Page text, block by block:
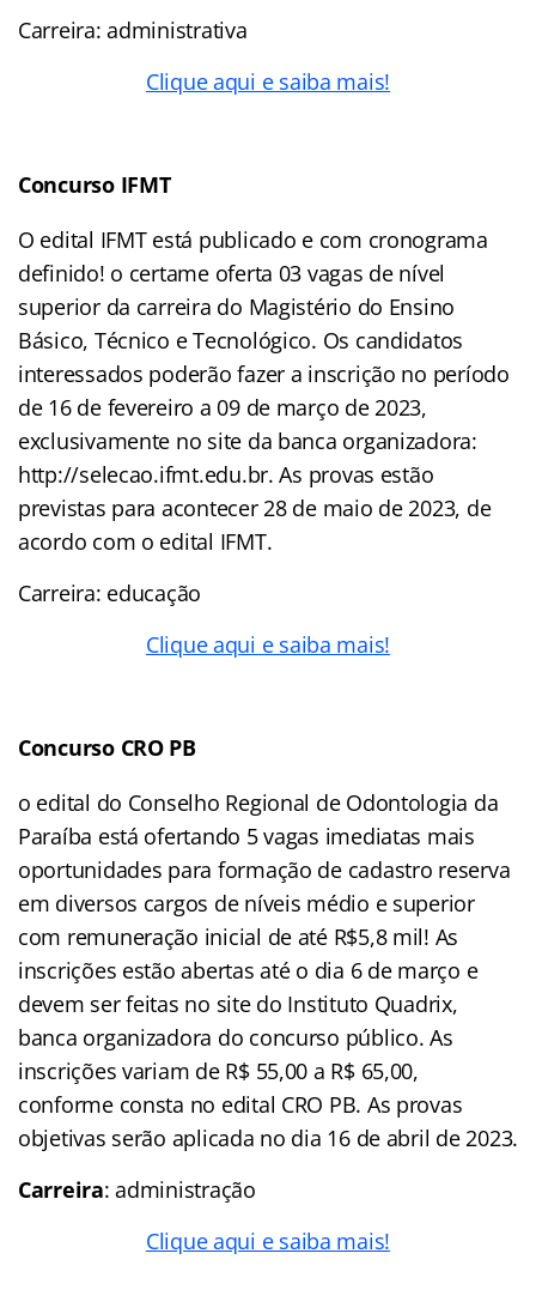
Carreira: administrativa
Clique aqui e saiba mais!
Concurso IFMT
O edital IFMT está publicado e com cronograma
definido! o certame oferta 03 vagas de nível
superior da carreira do Magistério do Ensino
Básico, Técnico e Tecnológico. Os candidatos
interessados poderão fazer a inscrição no período
de 16 de fevereiro a 09 de março de 2023,
exclusivamente no site da banca organizadora:
http://selecao.ifmt.edu.br.As provas estão
previstas para acontecer 28 de maio de 2023, de
acordo com o edital IFMT.
Carreira: educação
Clique aqui e saiba mais!
Concurso CRO PB
o edital do Conselho Regional de Odontologia da
Paraíba está ofertando 5 vagas imediatas mais
oportunidades para formação de cadastro reserva
em diversos cargos de níveis médio e superior
com remuneração inicial de até R$5,8 mil! As
inscrições estão abertas até o dia 6 de março e
devem ser feitas no site do Instituto Quadrix,
banca organizadora do concurso público. As
inscrições variam de R$ 55,00 a R$ 65,00,
conforme consta no edital CRO PB. As provas
objetivas serão aplicada no dia 16 de abril de 2023.
Carreira: administração
Clique aqui e saiba mais!